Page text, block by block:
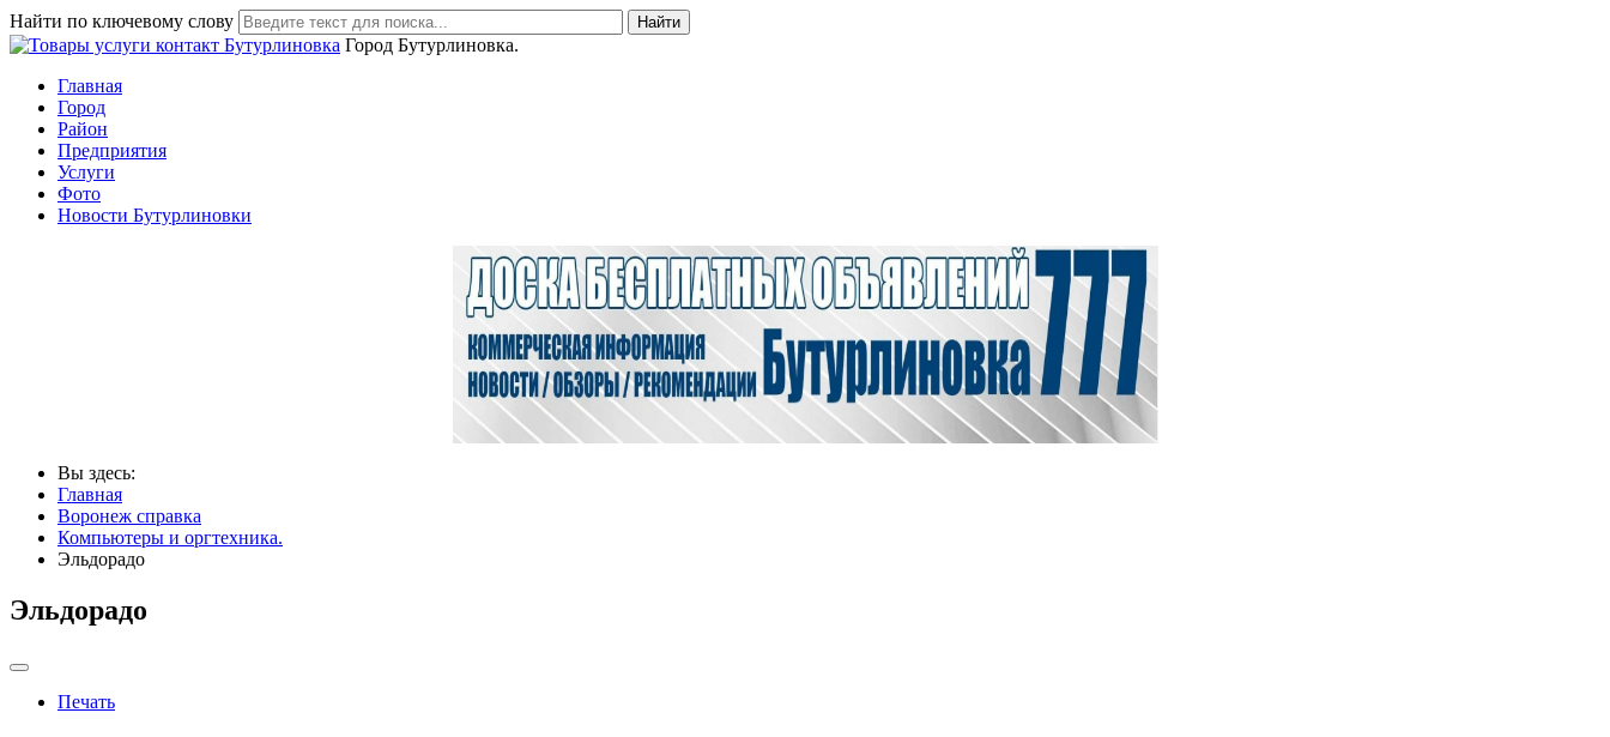
Найти по ключевому слову Найти
Город Бутурлиновка.
Главная
Город
Район
Предприятия
Услуги
Фото
Новости Бутурлиновки
Вы здесь:
Главная
Воронеж справка
Компьютеры и оргтехника.
Эльдорадо
Эльдорадо
Печать